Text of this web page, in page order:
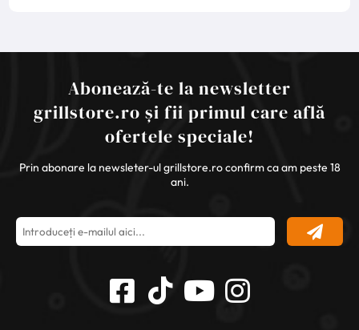
Abonează-te la newsletter
grillstore.ro și fii primul care află
ofertele speciale!
Prin abonare la newsleter-ul grillstore.ro confirm ca am peste 18
ani.